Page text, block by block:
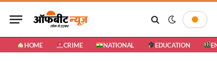
HOME CRIME NATIONAL EDUCATION